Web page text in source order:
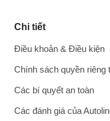
Chi tiết
Điều khoản & Điều kiện
Chính sách quyền riêng
Các bí quyết an toàn
Các đánh giá của